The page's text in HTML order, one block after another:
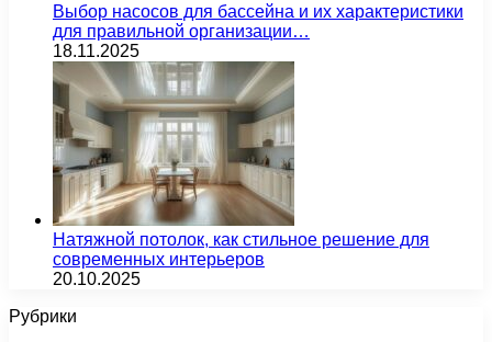
Выбор насосов для бассейна и их характеристики
для правильной организации…
18.11.2025
Натяжной потолок, как стильное решение для
современных интерьеров
20.10.2025
Рубрики